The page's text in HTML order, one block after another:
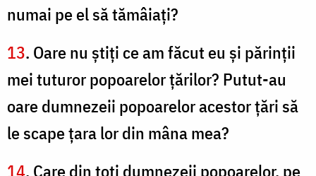
numai pe el să tămâiaţi?
13. Oare nu ştiţi ce am făcut eu şi părinţii
mei tuturor popoarelor ţărilor? Putut-au
oare dumnezeii popoarelor acestor ţări să
le scape ţara lor din mâna mea?
14. Care din toţi dumnezeii popoarelor, pe